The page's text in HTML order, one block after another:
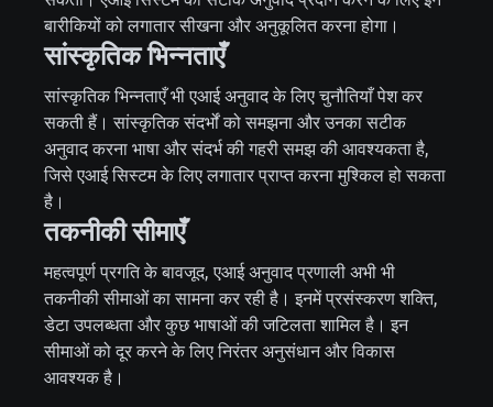
बारीकियों को लगातार सीखना और अनुकूलित करना होगा।
सांस्कृतिक भिन्नताएँ
सांस्कृतिक भिन्नताएँ भी एआई अनुवाद के लिए चुनौतियाँ पेश कर
सकती हैं। सांस्कृतिक संदर्भों को समझना और उनका सटीक
अनुवाद करना भाषा और संदर्भ की गहरी समझ की आवश्यकता है,
जिसे एआई सिस्टम के लिए लगातार प्राप्त करना मुश्किल हो सकता
है।
तकनीकी सीमाएँ
महत्वपूर्ण प्रगति के बावजूद, एआई अनुवाद प्रणाली अभी भी
तकनीकी सीमाओं का सामना कर रही है। इनमें प्रसंस्करण शक्ति,
डेटा उपलब्धता और कुछ भाषाओं की जटिलता शामिल है। इन
सीमाओं को दूर करने के लिए निरंतर अनुसंधान और विकास
आवश्यक है।